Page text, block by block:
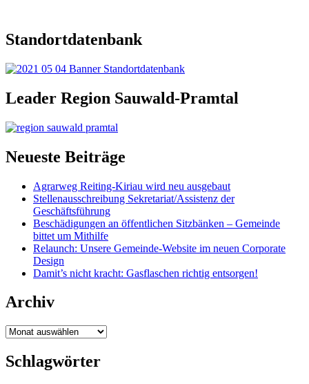
Standortdatenbank
Leader Region Sauwald-Pramtal
Neueste Beiträge
Agrarweg Reiting-Kiriau wird neu ausgebaut
Stellenausschreibung Sekretariat/Assistenz der
Geschäftsführung
Beschädigungen an öffentlichen Sitzbänken – Gemeinde
bittet um Mithilfe
Relaunch: Unsere Gemeinde-Website im neuen Corporate
Design
Damit’s nicht kracht: Gasflaschen richtig entsorgen!
Archiv
Archiv
Schlagwörter